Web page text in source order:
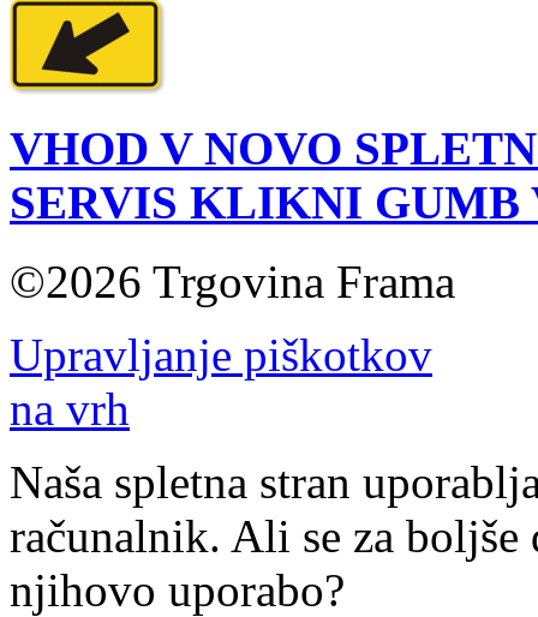
VHOD V NOVO
SERVIS KLIKNI GUMB
©2026 Trgovina Frama
Upravljanje piškotkov
na vrh
Naša spletna stran
računalnik. Ali se za
njihovo uporabo?